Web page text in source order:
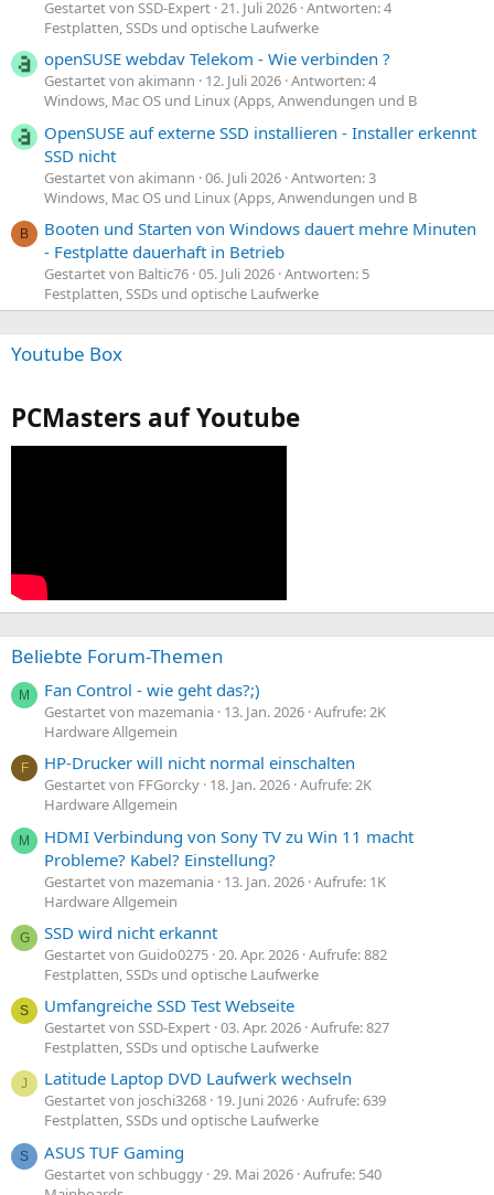
Gestartet von SSD-Expert 21. Juli 2026 Antworten: 4
Festplatten, SSDs und optische Laufwerke
openSUSE webdav Telekom - Wie verbinden ?
Gestartet von akimann 12. Juli 2026 Antworten: 4
Windows, Mac OS und Linux (Apps, Anwendungen und B
OpenSUSE auf externe SSD installieren - Installer erkennt
SSD nicht
Gestartet von akimann 06. Juli 2026 Antworten: 3
Windows, Mac OS und Linux (Apps, Anwendungen und B
B
Booten und Starten von Windows dauert mehre Minuten
- Festplatte dauerhaft in Betrieb
Gestartet von Baltic76 05. Juli 2026 Antworten: 5
Festplatten, SSDs und optische Laufwerke
Youtube Box
PCMasters auf Youtube
Beliebte Forum-Themen
M Fan Control - wie geht das?;)
Gestartet von mazemania 13. Jan. 2026 Aufrufe: 2K
Hardware Allgemein
F HP-Drucker will nicht normal einschalten
Gestartet von FFGorcky 18. Jan. 2026 Aufrufe: 2K
Hardware Allgemein
M
HDMI Verbindung von Sony TV zu Win 11 macht
Probleme? Kabel? Einstellung?
Gestartet von mazemania 13. Jan. 2026 Aufrufe: 1K
Hardware Allgemein
G SSD wird nicht erkannt
Gestartet von Guido0275 20. Apr. 2026 Aufrufe: 882
Festplatten, SSDs und optische Laufwerke
S Umfangreiche SSD Test Webseite
Gestartet von SSD-Expert 03. Apr. 2026 Aufrufe: 827
Festplatten, SSDs und optische Laufwerke
J Latitude Laptop DVD Laufwerk wechseln
Gestartet von joschi3268 19. Juni 2026 Aufrufe: 639
Festplatten, SSDs und optische Laufwerke
S ASUS TUF Gaming
Gestartet von schbuggy 29. Mai 2026 Aufrufe: 540